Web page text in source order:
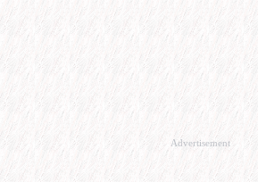
Advertisement